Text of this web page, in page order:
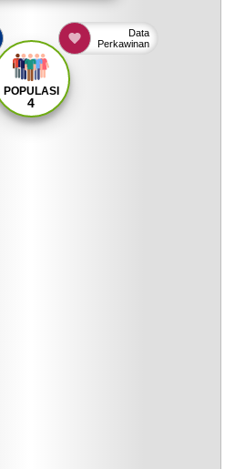
POPULASI
4
Data
Perkawinan